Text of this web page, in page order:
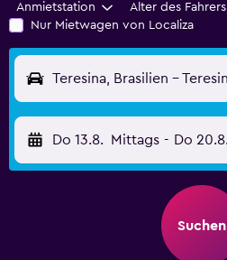
Anmietstation Alter des
Nur Mietwagen von Localiza
Teresina, Brasilien -
Do 13.8. Mittags - Do 20.8.
Suchen